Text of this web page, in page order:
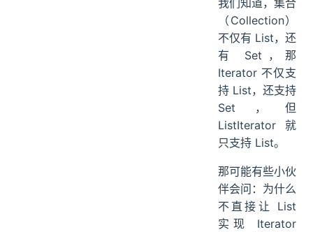
我们知道，集合
（Collection）
不仅有 List，还
有 Set，那
Iterator 不仅支
持 List，还支持
Set，但
ListIterator 就
只支持 List。
那可能有些小伙
伴会问：为什么
不直接让 List
实现 Iterator